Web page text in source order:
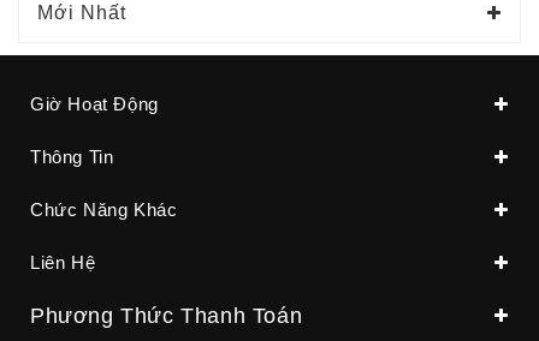
Mới Nhất
Giờ Hoạt Động
Thông Tin
Chức Năng Khác
Liên Hệ
Phương Thức Thanh Toán